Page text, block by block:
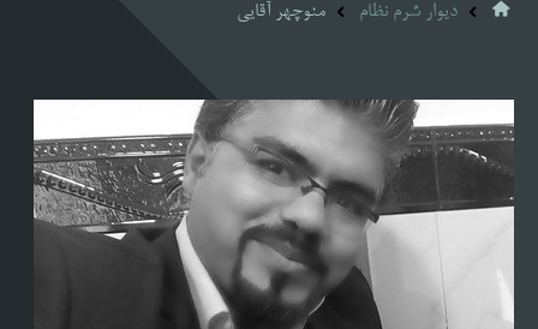
مشاوره حقوقی
مشاوره روانشناسی
آن سوی خبر
تصویری
دیوار شرم نظام منوچهر آقایی